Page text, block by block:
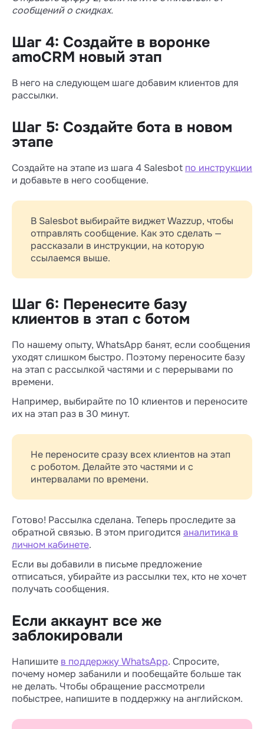
сообщений о скидках.
Шаг 4: Создайте в воронке
amoCRM новый этап
В него на следующем шаге добавим клиентов для
рассылки.
Шаг 5: Создайте бота в новом
этапе
Создайте на этапе из шага 4 Salesbot по инструкции
и добавьте в него сообщение.
В Salesbot выбирайте виджет Wazzup, чтобы
отправлять сообщение. Как это сделать —
рассказали в инструкции, на которую
ссылаемся выше.
Шаг 6: Перенесите базу
клиентов в этап с ботом
По нашему опыту, WhatsApp банят, если сообщения
уходят слишком быстро. Поэтому переносите базу
на этап с рассылкой частями и с перерывами по
времени.
Например, выбирайте по 10 клиентов и переносите
их на этап раз в 30 минут.
Не переносите сразу всех клиентов на этап
с роботом. Делайте это частями и с
интервалами по времени.
Готово! Рассылка сделана. Теперь проследите за
обратной связью. В этом пригодится аналитика в
личном кабинете.
Если вы добавили в письме предложение
отписаться, убирайте из рассылки тех, кто не хочет
получать сообщения.
Если аккаунт все же
заблокировали
Напишите в поддержку WhatsApp. Спросите,
почему номер забанили и пообещайте больше так
не делать. Чтобы обращение рассмотрели
побыстрее, напишите в поддержку на английском.